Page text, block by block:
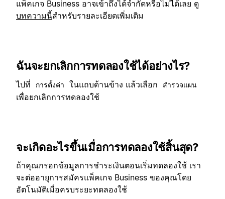
แพ็คเกจ Business อาจเข้าถึงได้จำกัดหรือไม่ได้เลย ดู
บทความนี้สำหรับรายละเอียดเพิ่มเติม
ฉันจะยกเลิกการทดลองใช้ได้อย่างไร?
ไปที่ การตั้งค่า ในแถบด้านข้าง แล้วเลือก สำรวจแผน
เพื่อยกเลิกการทดลองใช้
จะเกิดอะไรขึ้นเมื่อการทดลองใช้สิ้นสุด?
ถ้าคุณกรอกข้อมูลการชำระเงินตอนเริ่มทดลองใช้ เรา
จะต่ออายุการสมัครแพ็คเกจ Business ของคุณโดย
อัตโนมัติเมื่อครบระยะทดลองใช้